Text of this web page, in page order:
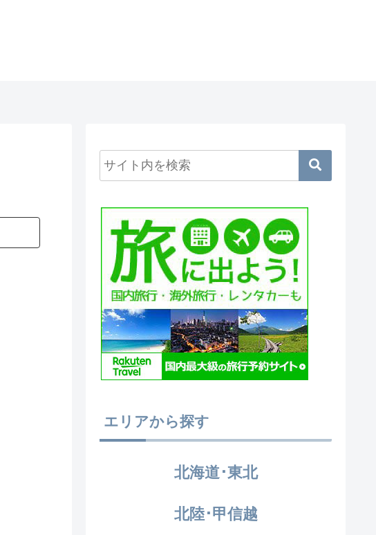
エリアから探す
北海道･東北
北陸･甲信越